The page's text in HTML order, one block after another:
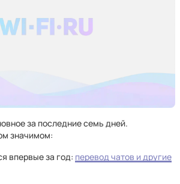
за последние семь дней.
значимом:
впервые за год: перевод чатов и другие